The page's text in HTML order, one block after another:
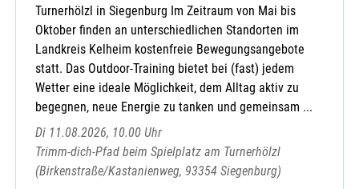
Turnerhölzl in Siegenburg Im Zeitraum von Mai bis
Oktober finden an unterschiedlichen Standorten im
Landkreis Kelheim kostenfreie Bewegungsangebote
statt. Das Outdoor-Training bietet bei (fast) jedem
Wetter eine ideale Möglichkeit, dem Alltag aktiv zu
begegnen, neue Energie zu tanken und gemeinsam ...
Di 11.08.2026, 10.00 Uhr
Trimm-dich-Pfad beim Spielplatz am Turnerhölzl
(Birkenstraße/Kastanienweg, 93354 Siegenburg)